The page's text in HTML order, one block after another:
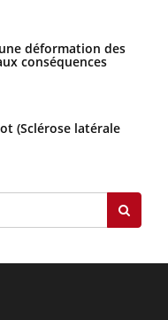
déformation des
conséquences
(Sclérose latérale